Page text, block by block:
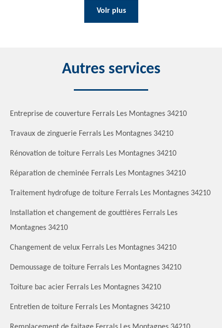
Voir plus
Autres services
Entreprise de couverture Ferrals Les Montagnes 34210
Travaux de zinguerie Ferrals Les Montagnes 34210
Rénovation de toiture Ferrals Les Montagnes 34210
Réparation de cheminée Ferrals Les Montagnes 34210
Traitement hydrofuge de toiture Ferrals Les Montagnes 34210
Installation et changement de gouttières Ferrals Les
Montagnes 34210
Changement de velux Ferrals Les Montagnes 34210
Demoussage de toiture Ferrals Les Montagnes 34210
Toiture bac acier Ferrals Les Montagnes 34210
Entretien de toiture Ferrals Les Montagnes 34210